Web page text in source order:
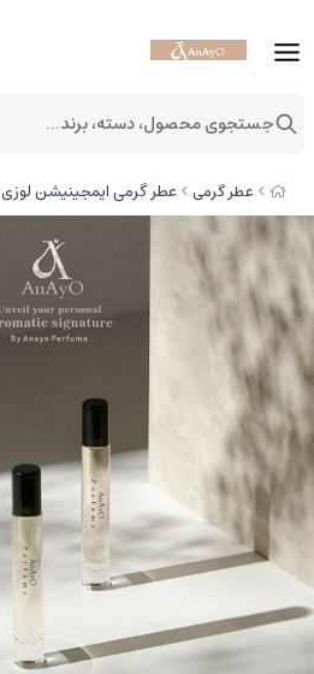
عطر گرمی عطر گرمی ایمجینیشن
جستجوی محصول، دسته، برند...